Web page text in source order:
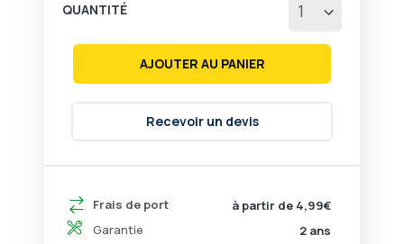
Frais de port
à partir de 4,99€
Garantie
2 ans
QUANTITÉ
AJOUTER AU PANIER
Recevoir un devis